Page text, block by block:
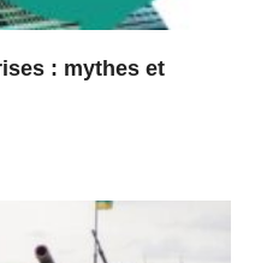
: mythes et